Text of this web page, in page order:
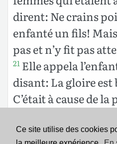
Ce site utilise des cookies
dirent: Ne crains
enfanté un fils!
pas et n’y fit pas
21 Elle appela
disant: La gloire est
C’était à cause de la
Dieu, et à cause de
son mari.